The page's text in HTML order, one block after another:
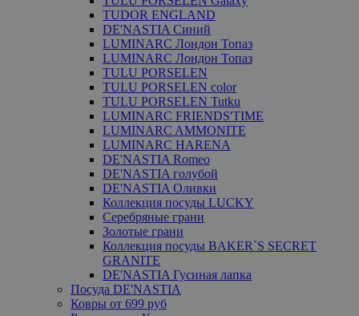
TUDOR ENGLAND
DE'NASTIA Синий
LUMINARC Лондон Топаз
LUMINARC Лондон Топаз
TULU PORSELEN
TULU PORSELEN color
TULU PORSELEN Tutku
LUMINARC FRIENDS'TIME
LUMINARC AMMONITE
LUMINARC HARENA
DE'NASTIA Romeo
DE'NASTIA голубой
DE'NASTIA Оливки
Коллекция посуды LUCKY
Серебряные грани
Золотые грани
Коллекция посуды BAKER`S SECRET
GRANITE
DE'NASTIA Гусиная лапка
Посуда DE'NASTIA
Ковры от 699 руб